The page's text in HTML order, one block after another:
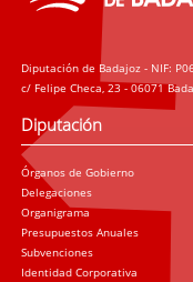
Diputación de Badajoz - NIF:
c/ Felipe Checa, 23 - 06071
Diputación
Órganos de Gobierno
Delegaciones
Organigrama
Presupuestos Anuales
Subvenciones
Identidad Corporativa